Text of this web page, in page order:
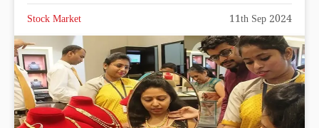
Stock Market 11th Sep 2024